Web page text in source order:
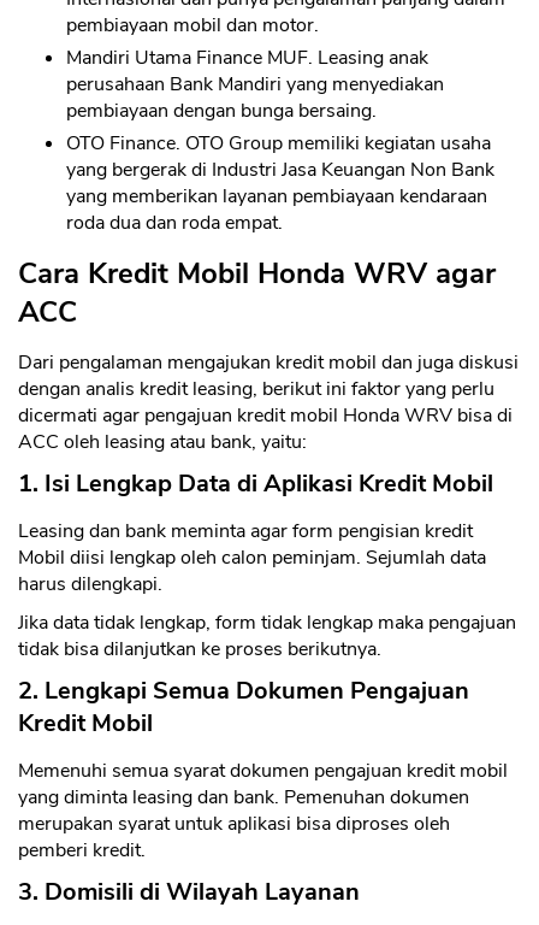
pembiayaan mobil dan motor.
Mandiri Utama Finance MUF. Leasing anak
perusahaan Bank Mandiri yang menyediakan
pembiayaan dengan bunga bersaing.
OTO Finance. OTO Group memiliki kegiatan usaha
yang bergerak di Industri Jasa Keuangan Non Bank
yang memberikan layanan pembiayaan kendaraan
roda dua dan roda empat.
Cara Kredit Mobil Honda WRV agar
ACC
Dari pengalaman mengajukan kredit mobil dan juga diskusi
dengan analis kredit leasing, berikut ini faktor yang perlu
dicermati agar pengajuan kredit mobil Honda WRV bisa di
ACC oleh leasing atau bank, yaitu:
1. Isi Lengkap Data di Aplikasi Kredit Mobil
Leasing dan bank meminta agar form pengisian kredit
Mobil diisi lengkap oleh calon peminjam. Sejumlah data
harus dilengkapi.
Jika data tidak lengkap, form tidak lengkap maka pengajuan
tidak bisa dilanjutkan ke proses berikutnya.
2. Lengkapi Semua Dokumen Pengajuan
Kredit Mobil
Memenuhi semua syarat dokumen pengajuan kredit mobil
yang diminta leasing dan bank. Pemenuhan dokumen
merupakan syarat untuk aplikasi bisa diproses oleh
pemberi kredit.
3. Domisili di Wilayah Layanan